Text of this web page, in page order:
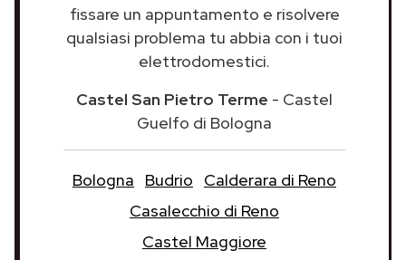
fissare un appuntamento e risolvere
qualsiasi problema tu abbia con i tuoi
elettrodomestici.
Castel San Pietro Terme - Castel
Guelfo di Bologna
Bologna Budrio
Calderara di Reno
Casalecchio di Reno
Castel Maggiore